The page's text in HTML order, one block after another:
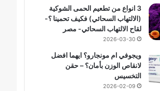
3 انواع من تطعيم الحمى الشوكية
(الالتهاب السحائي) فكيف تحمينا ؟-
لقاح الالتهاب السحائي- مصر
2026-03-30
ويجوفي ام مونجارو؟ ايهما افضل
لانقاص الوزن بأمان؟ – حقن
التخسيس
2026-02-09